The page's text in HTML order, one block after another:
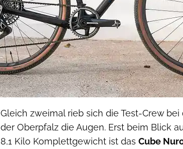
Gleich zweimal rieb sich die Test-Crew
der Oberpfalz die Augen. Erst beim Blick
8,1 Kilo Komplettgewicht ist das Cube